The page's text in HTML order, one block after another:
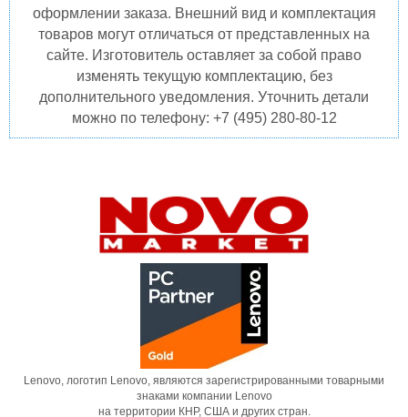
оформлении заказа. Внешний вид и комплектация
товаров могут отличаться от представленных на
сайте. Изготовитель оставляет за собой право
изменять текущую комплектацию, без
дополнительного уведомления. Уточнить детали
можно по телефону: +7 (495) 280-80-12
Lenovo, логотип Lenovo, являются зарегистрированными товарными
знаками компании Lenovo
на территории КНР, США и других стран.